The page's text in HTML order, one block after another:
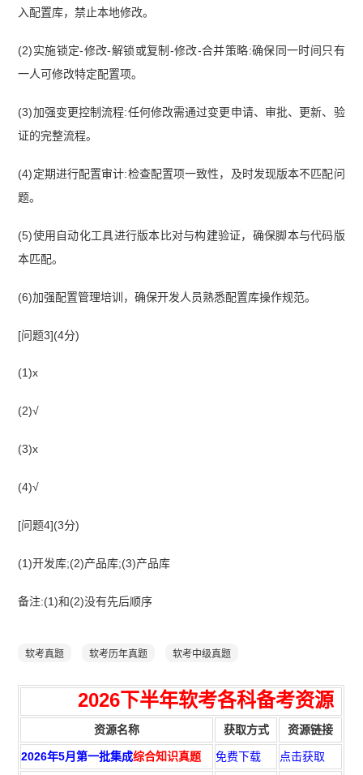
入配置库，禁止本地修改。
(2)实施锁定-修改-解锁或复制-修改-合并策略:确保同一时间只有
一人可修改特定配置项。
(3)加强变更控制流程:任何修改需通过变更申请、审批、更新、验
证的完整流程。
(4)定期进行配置审计:检查配置项一致性，及时发现版本不匹配问
题。
(5)使用自动化工具进行版本比对与构建验证，确保脚本与代码版
本匹配。
(6)加强配置管理培训，确保开发人员熟悉配置库操作规范。
[问题3](4分)
(1)x
(2)√
(3)x
(4)√
[问题4](3分)
(1)开发库;(2)产品库;(3)产品库
备注:(1)和(2)没有先后顺序
软考真题 软考历年真题 软考中级真题
2026下半年软考各科备考资源
资源名称 获取方式 资源链接
2026年5月第一批集成综合知识真题 免费下载 点击获取